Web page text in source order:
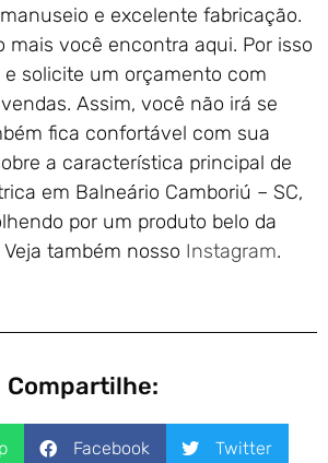
e excelente fabricação.
mais você encontra aqui. Por isso
solicite um orçamento com
Assim, você não irá se
fica confortável com sua
a característica principal de
em Balneário Camboriú – SC,
por um produto belo da
também nosso Instagram.
Compartilhe:
Facebook Twitter